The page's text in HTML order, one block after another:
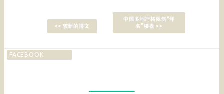
<< 较新的博文
中国多地严格限制“洋
名”楼盘 >>
FACEBOOK